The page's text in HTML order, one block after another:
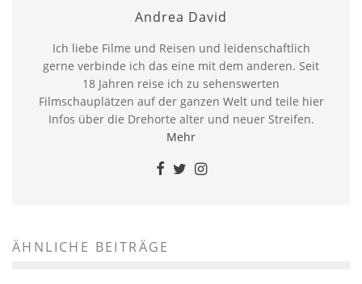
Andrea David
Ich liebe Filme und Reisen und leidenschaftlich
gerne verbinde ich das eine mit dem anderen. Seit
18 Jahren reise ich zu sehenswerten
Filmschauplätzen auf der ganzen Welt und teile hier
Infos über die Drehorte alter und neuer Streifen.
Mehr
ÄHNLICHE BEITRÄGE